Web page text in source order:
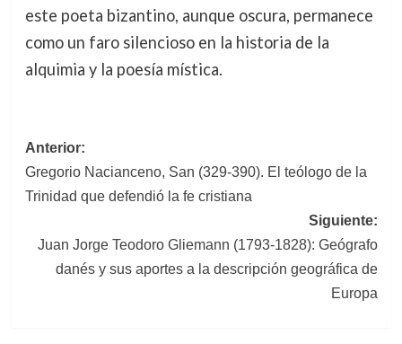
este poeta bizantino, aunque oscura, permanece
como un faro silencioso en la historia de la
alquimia y la poesía mística.
Navegación
de
entradas
Anterior:
Gregorio Nacianceno, San (329-390). El teólogo de la
Trinidad que defendió la fe cristiana
Siguiente:
Juan Jorge Teodoro Gliemann (1793-1828): Geógrafo
danés y sus aportes a la descripción geográfica de
Europa